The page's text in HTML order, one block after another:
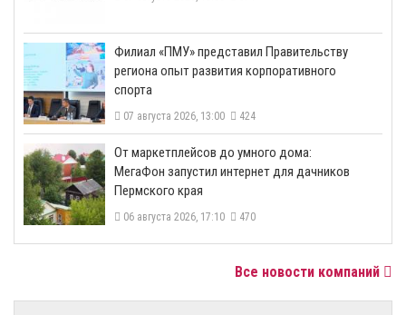
​Филиал «ПМУ» представил Правительству
региона опыт развития корпоративного
спорта
07 августа 2026, 13:00 424
От маркетплейсов до умного дома:
МегаФон запустил интернет для дачников
Пермского края
06 августа 2026, 17:10 470
Все новости компаний